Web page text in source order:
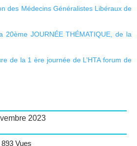
des Médecins Généralistes Libéraux de
20ème JOURNÉE THÉMATIQUE, de la
de la 1 ère journée de L’HTA forum de
2023
Vues